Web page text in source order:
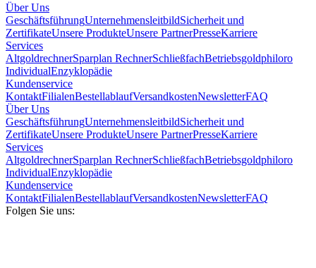
Über Uns
GeschäftsführungUnternehmensleitbildSicherheit und
ZertifikateUnsere ProdukteUnsere PartnerPresseKarriere
Services
AltgoldrechnerSparplan RechnerSchließfachBetriebsgoldphiloro
IndividualEnzyklopädie
Kundenservice
KontaktFilialenBestellablaufVersandkostenNewsletterFAQ
Über Uns
GeschäftsführungUnternehmensleitbildSicherheit und
ZertifikateUnsere ProdukteUnsere PartnerPresseKarriere
Services
AltgoldrechnerSparplan RechnerSchließfachBetriebsgoldphiloro
IndividualEnzyklopädie
Kundenservice
KontaktFilialenBestellablaufVersandkostenNewsletterFAQ
Folgen Sie uns: